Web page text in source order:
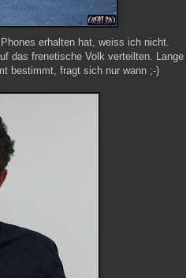
erhalten hat, weiss ich nicht.
das frenetische Volk verteilten. Lange
bestimmt, fragt sich nur wann ;-)